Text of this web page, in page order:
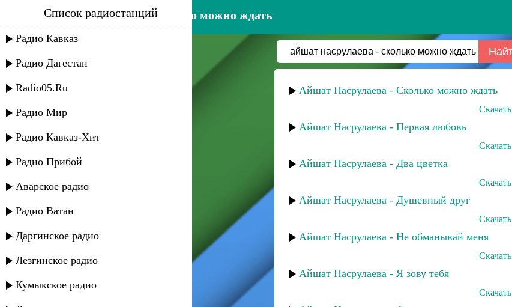
айшат насрулаева - сколько можно ждать
Список радиостанций
Радио Кавказ
Радио Дагестан
Radio05.Ru
Радио Мир
Радио Кавказ-Хит
Радио Прибой
Аварское радио
Радио Ватан
Даргинское радио
Лезгинское радио
Кумыкское радио
Айшат Насрулаева - Сколько можно ждать
Скачать
Айшат Насрулаева - Первая любовь
Скачать
Айшат Насрулаева - Два цветка
Скачать
Айшат Насрулаева - Душевный друг
Скачать
Айшат Насрулаева - Не обманывай меня
Скачать
Айшат Насрулаева - Я зову тебя
Скачать